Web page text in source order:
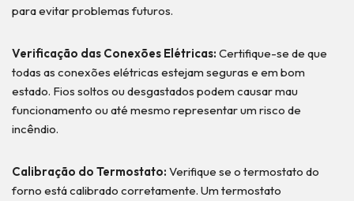
para evitar problemas futuros.
Verificação das Conexões Elétricas: Certifique-se de que
todas as conexões elétricas estejam seguras e em bom
estado. Fios soltos ou desgastados podem causar mau
funcionamento ou até mesmo representar um risco de
incêndio.
Calibração do Termostato: Verifique se o termostato do
forno está calibrado corretamente. Um termostato